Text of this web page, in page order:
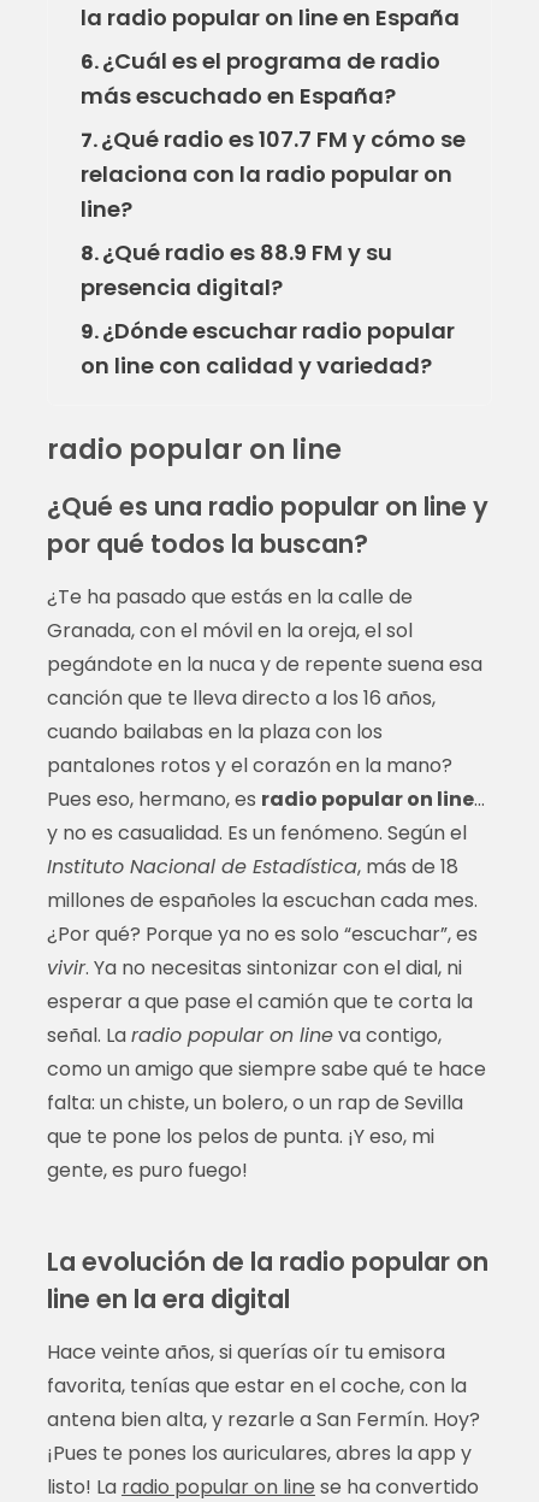
la radio popular on line en España
6.¿Cuál es el programa de radio
más escuchado en España?
7.¿Qué radio es 107.7 FM y cómo se
relaciona con la radio popular on
line?
8.¿Qué radio es 88.9 FM y su
presencia digital?
9.¿Dónde escuchar radio popular
on line con calidad y variedad?
radio popular on line
¿Qué es una radio popular on line y
por qué todos la buscan?
¿Te ha pasado que estás en la calle de
Granada, con el móvil en la oreja, el sol
pegándote en la nuca y de repente suena esa
canción que te lleva directo a los 16 años,
cuando bailabas en la plaza con los
pantalones rotos y el corazón en la mano?
Pues eso, hermano, es radio popular on line…
y no es casualidad. Es un fenómeno. Según el
Instituto Nacional de Estadística, más de 18
millones de españoles la escuchan cada mes.
¿Por qué? Porque ya no es solo “escuchar”, es
vivir. Ya no necesitas sintonizar con el dial, ni
esperar a que pase el camión que te corta la
señal. Laradio popular on lineva contigo,
como un amigo que siempre sabe qué te hace
falta: un chiste, un bolero, o un rap de Sevilla
que te pone los pelos de punta. ¡Y eso, mi
gente, es puro fuego!
La evolución de la radio popular on
line en la era digital
Hace veinte años, si querías oír tu emisora
favorita, tenías que estar en el coche, con la
antena bien alta, y rezarle a San Fermín. Hoy?
¡Pues te pones los auriculares, abres la app y
listo! La radio popular on line se ha convertido